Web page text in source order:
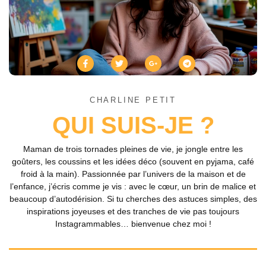
CHARLINE PETIT
QUI SUIS-JE ?
Maman de trois tornades pleines de vie, je jongle entre les
goûters, les coussins et les idées déco (souvent en pyjama, café
froid à la main). Passionnée par l’univers de la maison et de
l’enfance, j’écris comme je vis : avec le cœur, un brin de malice et
beaucoup d’autodérision. Si tu cherches des astuces simples, des
inspirations joyeuses et des tranches de vie pas toujours
Instagrammables… bienvenue chez moi !